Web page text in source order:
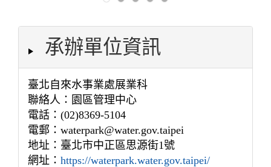
承辦單位資訊
臺北自來水事業處展業科
聯絡人：園區管理中心
電話：(02)8369-5104
電郵：waterpark@water.gov.taipei
地址：臺北市中正區思源街1號
網址： https://waterpark.water.gov.taipei/